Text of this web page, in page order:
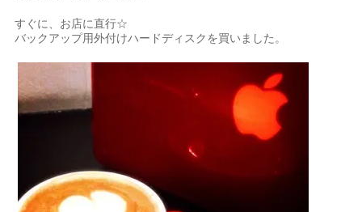
すぐに、お店に直行☆
バックアップ用外付けハードディスクを買いました。